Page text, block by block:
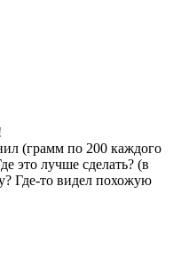
(грамм по 200 каждого
это лучше сделать? (в
Где-то видел похожую